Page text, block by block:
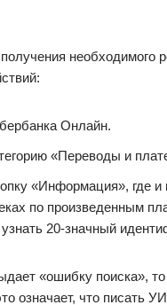
необходимого
Онлайн.
«Переводы и
«Информация», где и
по произведенным
20-значный
«ошибку поиска»,
означает, что писать